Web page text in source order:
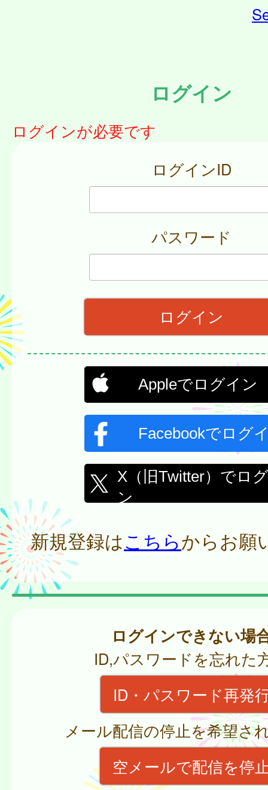
ログイン
ログインが必要です
ログインID
パスワード
Appleでログイン
Facebookでログ
X（旧Twitter）でロ
ン
新規登録はこちらからお願
ログインできない場
ID,パスワードを忘れた
ID・パスワード再発
メール配信の停止を希望さ
空メールで配信を停